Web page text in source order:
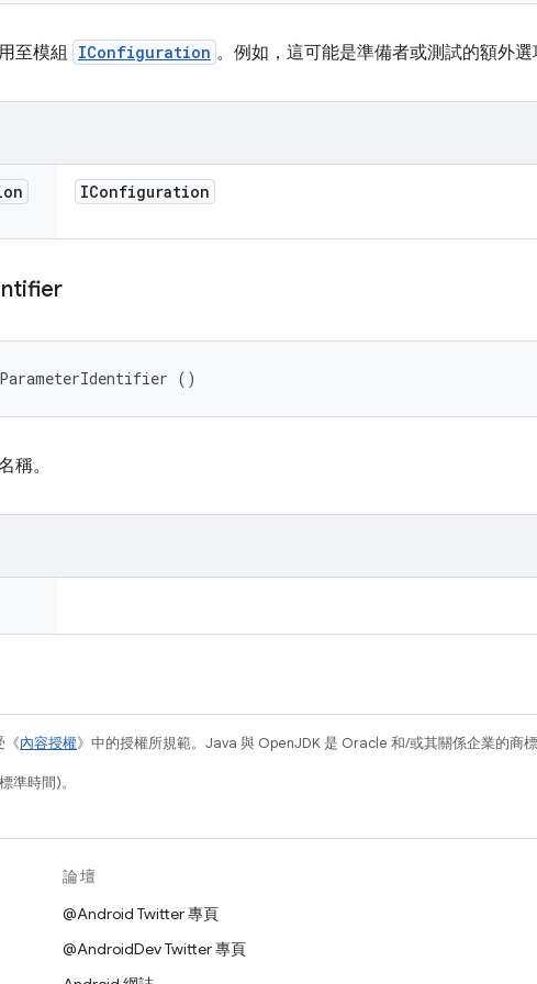
至模組 IConfiguration 。例如，這可能是準備者或測試的額外選
IConfiguration
()
稱。
《內容授權》中的授權所規範。Java 與 OpenJDK 是 Oracle 和/或其關係企業的商
時間)。
論壇
@Android Twitter 專頁
@AndroidDev Twitter 專頁